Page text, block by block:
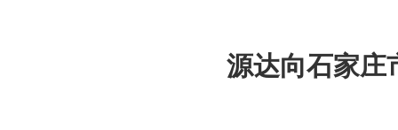
源达向石家庄